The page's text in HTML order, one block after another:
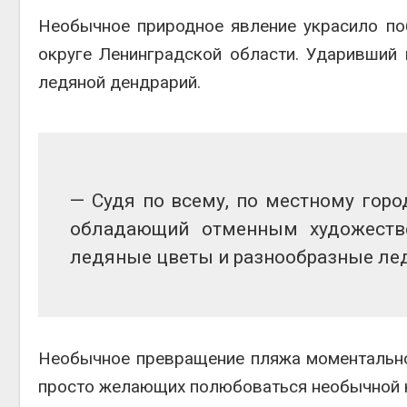
Необычное природное явление украсило
округе Ленинградской области.
ледяной дендрарий.
— Судя по всему, по местному
обладающий отменным
ледяные цветы и разнообразные
Необычное превращение пляжа
просто желающих полюбоваться необычной
Авг 5,